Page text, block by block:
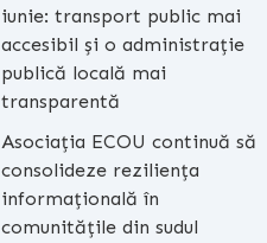
iunie: transport public mai
accesibil și o administrație
publică locală mai
transparentă
Asociația ECOU continuă să
consolideze reziliența
informațională în
comunitățile din sudul